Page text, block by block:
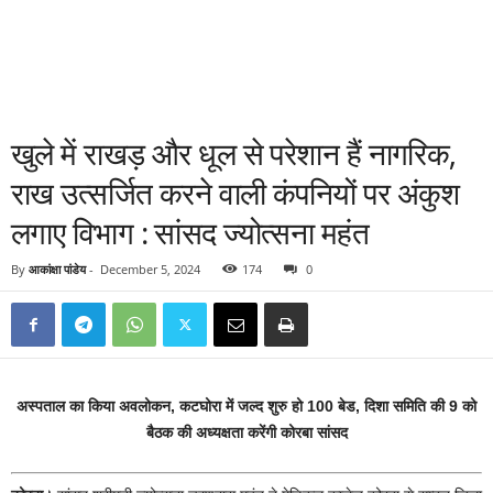
खुले में राखड़ और धूल से परेशान हैं नागरिक,
राख उत्सर्जित करने वाली कंपनियों पर अंकुश
लगाए विभाग : सांसद ज्योत्सना महंत
By आकांक्षा पांडेय- December 5, 2024 174 0
अस्पताल का किया अवलोकन, कटघोरा में जल्द शुरु हो 100 बेड, दिशा समिति की 9 को
बैठक की अध्यक्षता करेंगी कोरबा सांसद